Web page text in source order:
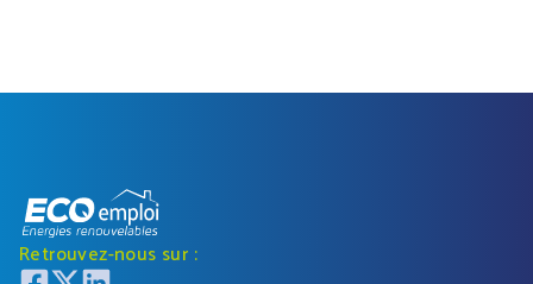
Retrouvez-nous sur :